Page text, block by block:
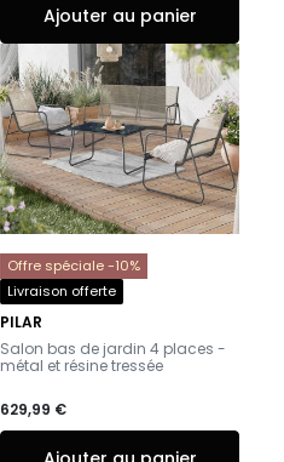
Ajouter au panier
Offre spéciale -10%
Livraison offerte
PILAR
-
Salon bas de jardin 4 places -
métal et résine tressée
629,99 €